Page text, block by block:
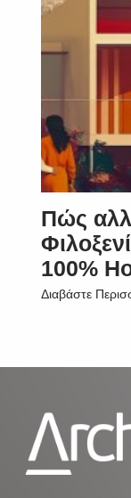
Πώς
100%
Διαβάστε